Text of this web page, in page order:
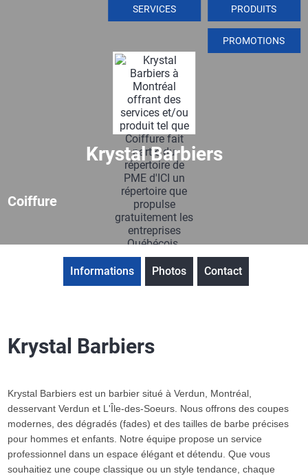
Krystal Barbiers
Coiffure
PRODUITS
SERVICES
PROMOTIONS
Informations Photos Contact
Krystal Barbiers
Krystal Barbiers est un barbier situé à Verdun, Montréal,
desservant Verdun et L'Île-des-Soeurs. Nous offrons des coupes
modernes, des dégradés (fades) et des tailles de barbe précises
pour hommes et enfants. Notre équipe propose un service
professionnel dans un espace élégant et détendu. Que vous
souhaitiez une coupe classique ou un style tendance, chaque